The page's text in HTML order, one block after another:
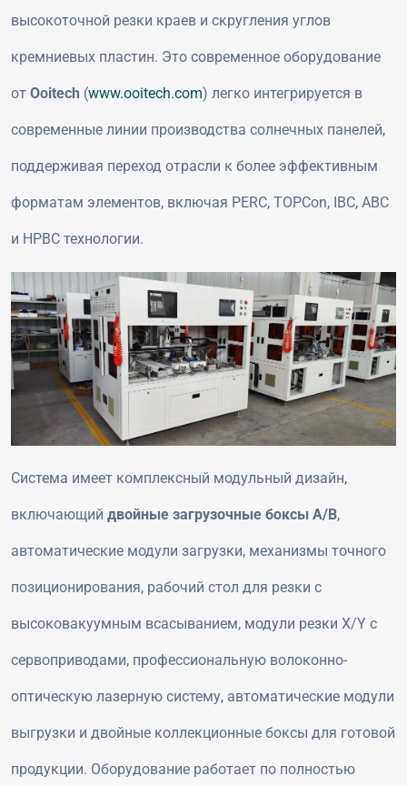
высокоточной резки краев и скругления углов
кремниевых пластин. Это современное оборудование
от Ooitech (www.ooitech.com) легко интегрируется в
современные линии производства солнечных панелей,
поддерживая переход отрасли к более эффективным
форматам элементов, включая PERC, TOPCon, IBC, ABC
и HPBC технологии.
Система имеет комплексный модульный дизайн,
включающий двойные загрузочные боксы A/B,
автоматические модули загрузки, механизмы точного
позиционирования, рабочий стол для резки с
высоковакуумным всасыванием, модули резки X/Y с
сервоприводами, профессиональную волоконно-
оптическую лазерную систему, автоматические модули
выгрузки и двойные коллекционные боксы для готовой
продукции. Оборудование работает по полностью